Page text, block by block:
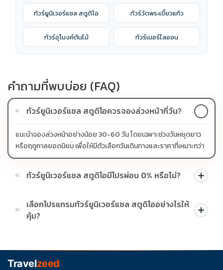
ทัวร์ยูนิเวอร์แซล สตูดิโอ ทัวร์วัดพระเขี้ยวแก้ว
ทัวร์อุโมงค์ต้นไม้ ทัวร์เมอร์ไลออน
คำถามที่พบบ่อย (FAQ)
01 ทัวร์ยูนิเวอร์แซล สตูดิโอควรจองล่วงหน้ากี่วัน?
แนะนำจองล่วงหน้าอย่างน้อย 30-60 วัน โดยเฉพาะช่วงวันหยุดยาว
หรือฤดูกาลยอดนิยม เพื่อให้มีตัวเลือกวันเดินทางและราคาที่เหมาะกว่า
02 ทัวร์ยูนิเวอร์แซล สตูดิโอมีโปรผ่อน 0% หรือไม่?
บางโปรแกรมมีโปรผ่อน 0% หรือโปรโมชั่นบัตรเครดิตตามเงื่อนไขที่
บริษัทกำหนด สามารถดูสัญลักษณ์โปรโมชั่นในรายการทัวร์แต่ละ
รายการได้
03
เลือกโปรแกรมทัวร์ยูนิเวอร์แซล สตูดิโออย่างไรให้
คุ้ม?
ช่วงราคา ไม่ควรเทียบจากราคาต่ำสุดเพียงอย่างเดียว
Travelzeed